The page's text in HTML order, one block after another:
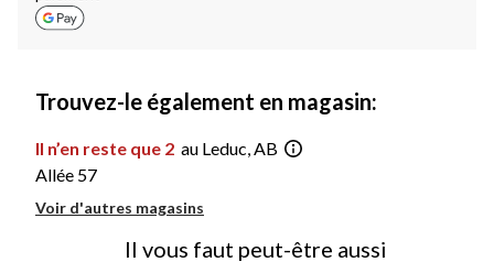
Trouvez-le également en magasin:
Il n’en reste que 2 au Leduc, AB
Allée 57
Voir d'autres magasins
Il vous faut peut-être aussi